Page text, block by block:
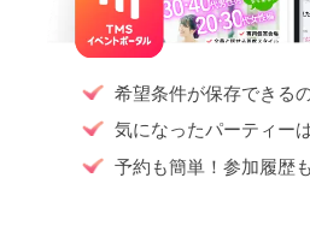
希望条件が保存できる
気になったパーティー
予約も簡単！参加履歴